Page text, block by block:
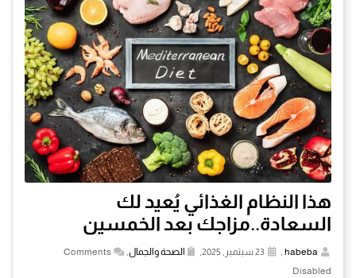
هذا النظام الغذائي يُعيد لك
السعادة..مزاجك بعد الخمسين
habeba
, الصحة والجمال,
Comments
Disabled